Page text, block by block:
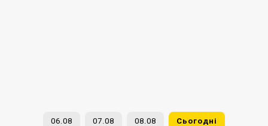
06.08 07.08 08.08 Сьогодні